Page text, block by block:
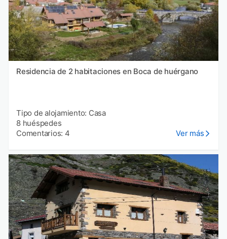
Residencia de 2 habitaciones en Boca de huérgano
Tipo de alojamiento: Casa
8 huéspedes
Comentarios: 4
Ver más